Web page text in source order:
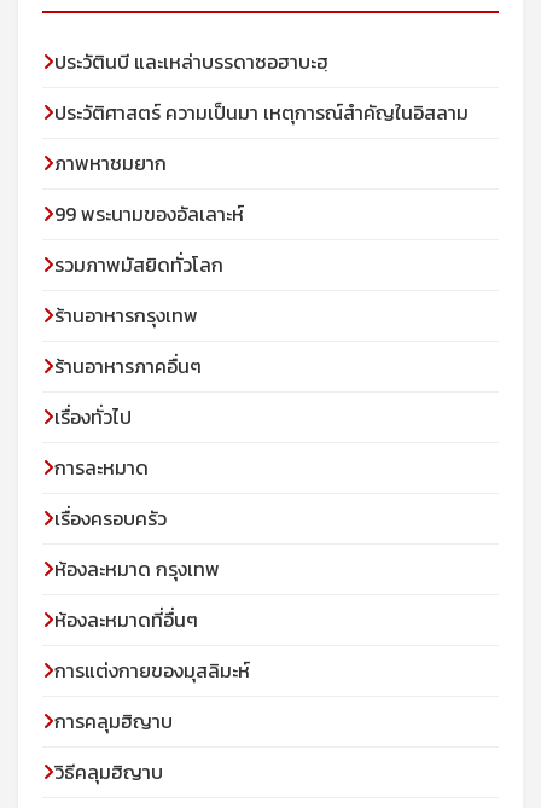
ประวัตินบี และเหล่าบรรดาซอฮาบะฮฺ
ประวัติศาสตร์ ความเป็นมา เหตุการณ์สำคัญในอิสลาม
ภาพหาชมยาก
99 พระนามของอัลเลาะห์
รวมภาพมัสยิดทั่วโลก
ร้านอาหารกรุงเทพ
ร้านอาหารภาคอื่นๆ
เรื่องทั่วไป
การละหมาด
เรื่องครอบครัว
ห้องละหมาด กรุงเทพ
ห้องละหมาดที่อื่นๆ
การแต่งกายของมุสลิมะห์
การคลุมฮิญาบ
วิธีคลุมฮิญาบ